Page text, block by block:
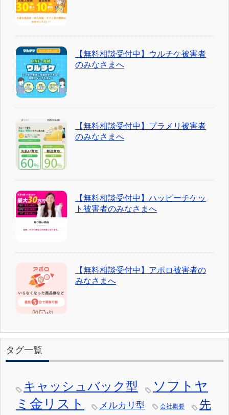
【無料相談受付中】ウルチケ被害者
のみなさまへ
【無料相談受付中】プラメリ被害者
のみなさまへ
【無料相談受付中】ハッピーチケッ
ト被害者のみなさまへ
【無料相談受付中】アポロ被害者の
みなさまへ
タグ一覧
キャッシュバック型
ソフトヤ
ミ金リスト
メルカリ型 会社概要 先